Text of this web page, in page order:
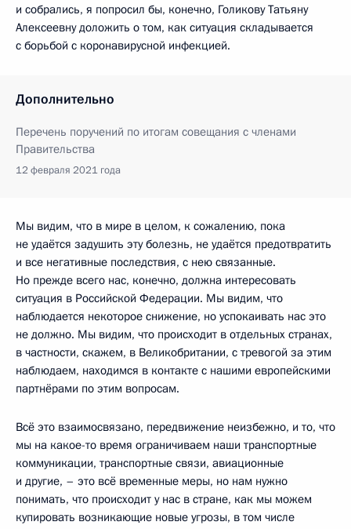
и собрались, я попросил бы, конечно, Голикову Татьяну
Алексеевну доложить о том, как ситуация складывается
с борьбой с коронавирусной инфекцией.
Дополнительно
Перечень поручений по итогам совещания с членами
Правительства
12 февраля 2021 года
Мы видим, что в мире в целом, к сожалению, пока
не удаётся задушить эту болезнь, не удаётся предотвратить
и все негативные последствия, с нею связанные.
Но прежде всего нас, конечно, должна интересовать
ситуация в Российской Федерации. Мы видим, что
наблюдается некоторое снижение, но успокаивать нас это
не должно. Мы видим, что происходит в отдельных странах,
в частности, скажем, в Великобритании, с тревогой за этим
наблюдаем, находимся в контакте с нашими европейскими
партнёрами по этим вопросам.
Всё это взаимосвязано, передвижение неизбежно, и то, что
мы на какое-то время ограничиваем наши транспортные
коммуникации, транспортные связи, авиационные
и другие, – это всё временные меры, но нам нужно
понимать, что происходит у нас в стране, как мы можем
купировать возникающие новые угрозы, в том числе